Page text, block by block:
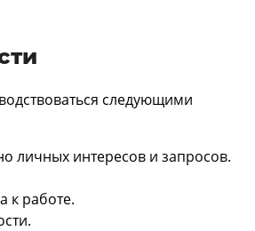
следующими
личных интересов и запросов.
к работе.